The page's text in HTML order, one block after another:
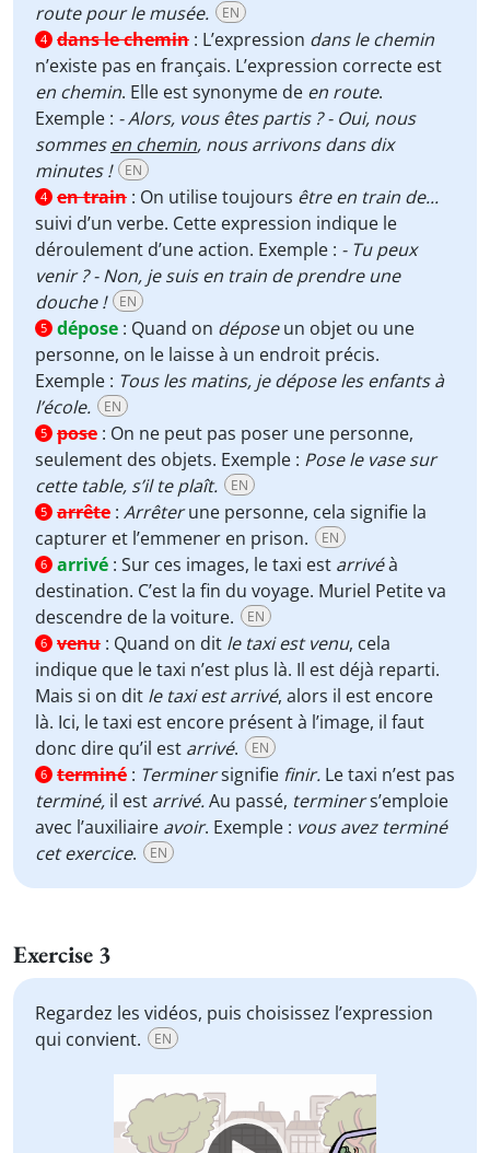
route pour le musée.
EN
4 dans le chemin : L’expression dans le chemin
n’existe pas en français. L’expression correcte est
en chemin. Elle est synonyme de en route.
Exemple : - Alors, vous êtes partis ? - Oui, nous
sommesen chemin, nous arrivons dans dix
minutes !
EN
4 en train : On utilise toujours être en train de...
suivi d’un verbe. Cette expression indique le
déroulement d’une action. Exemple : - Tu peux
venir ? - Non, je suis en train de prendre une
douche !
EN
5 dépose : Quand on déposeun objet ou une
personne, on le laisse à un endroit précis.
Exemple : Tous les matins, je dépose les enfants à
l’école.
EN
5 pose : On ne peut pas poser une personne,
seulement des objets. Exemple : Pose le vase sur
cette table, s’il te plaît.
EN
5 arrête : Arrêterune personne, cela signifie la
capturer et l’emmener en prison.
EN
6 arrivé : Sur ces images, le taxi est arrivéà
destination. C’est la fin du voyage. Muriel Petite va
descendre de la voiture.
EN
6 venu : Quand on dit le taxi est venu, cela
indique que le taxi n’est plus là. Il est déjà reparti.
Mais si on dit le taxi est arrivé, alors il est encore
là. Ici, le taxi est encore présent à l’image, il faut
donc dire qu’il est arrivé. EN
6 terminé : Terminersignifie finir. Le taxi n’est pas
terminé, il est arrivé.Au passé, terminers’emploie
avec l’auxiliaire avoir. Exemple : vous avez terminé
cet exercice. EN
Exercise 3
Regardez les vidéos, puis choisissez l’expression
qui convient.
EN